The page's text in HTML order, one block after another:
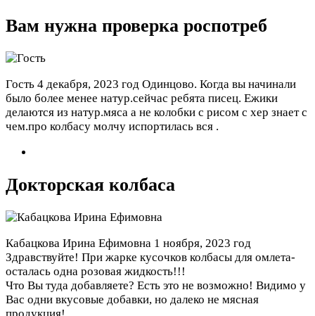
Вам нужна проверка роспотреб
Гость 4 декабря, 2023 год Одинцово. Когда вы начинали
было более менее натур.сейчас ребята писец. Ежики
делаются из натур.мяса а не колобки с рисом с хер знает с
чем.про колбасу молчу испортилась вся .
Докторская колбаса
Кабацкова Ирина Ефимовна 1 ноября, 2023 год
Здравствуйте! При жарке кусочков колбасы для омлета-
осталась одна розовая жидкость!!!
Что Вы туда добавляете? Есть это не возможно! Видимо у
Вас одни вкусовые добавки, но далеко не мясная